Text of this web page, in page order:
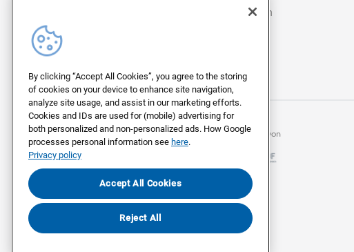
Agenturen
© 2026 Civey
Mitglied beim Mitglied von
By clicking “Accept All Cookies”, you agree to the storing
of cookies on your device to enhance site navigation,
analyze site usage, and assist in our marketing efforts.
Cookies and IDs are used for (mobile) advertising for
both personalized and non-personalized ads. How Google
processes personal information see here.
Privacy policy
Accept All Cookies
Reject All